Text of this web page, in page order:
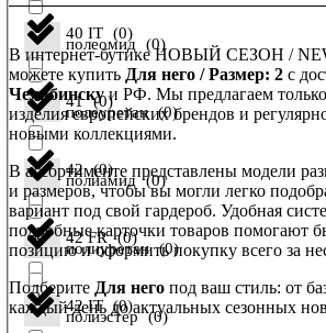
40 IT (0)
41 (0)
42 (0)
42 FR (0)
42 IT (0)
полеомид (0)
полеуретан (0)
полиамид (0)
полиуретан (0)
полиэстер (0)
В интернет-бутике НОВЫЙ СЕЗОН /
можете купить Для него / Размер: 2 с
Челябинскуи РФ. Мы предлагаем
изделия европейских брендов и
новыми коллекциями.
В ассортименте представлены модели
и размеров, чтобы вы могли легко
вариант под свой гардероб. Удобная
подробные карточки товаров помогают
позицию и оформить покупку всего за
Подберите Для него под ваш стиль: от
каждый день до актуальных сезонных